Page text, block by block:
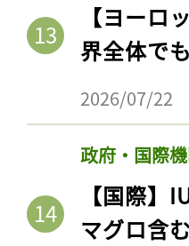
【ヨーロ
界全体で
2026/07/22
政府・国際
【国際】
マグロ含